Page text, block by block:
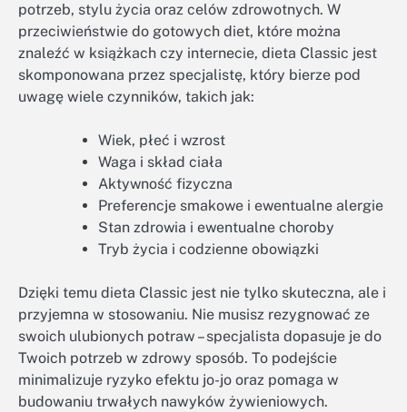
potrzeb, stylu życia oraz celów zdrowotnych. W
przeciwieństwie do gotowych diet, które można
znaleźć w książkach czy internecie, dieta Classic jest
skomponowana przez specjalistę, który bierze pod
uwagę wiele czynników, takich jak:
Wiek, płeć i wzrost
Waga i skład ciała
Aktywność fizyczna
Preferencje smakowe i ewentualne alergie
Stan zdrowia i ewentualne choroby
Tryb życia i codzienne obowiązki
Dzięki temu dieta Classic jest nie tylko skuteczna, ale i
przyjemna w stosowaniu. Nie musisz rezygnować ze
swoich ulubionych potraw – specjalista dopasuje je do
Twoich potrzeb w zdrowy sposób. To podejście
minimalizuje ryzyko efektu jo-jo oraz pomaga w
budowaniu trwałych nawyków żywieniowych.